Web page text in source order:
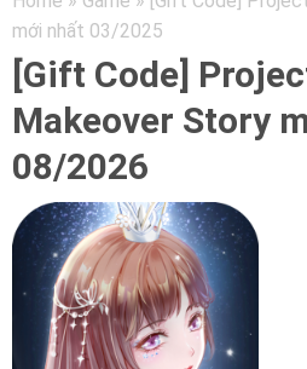
mới nhất 03/2025
[Gift Code]
Makeover Story
08/2026